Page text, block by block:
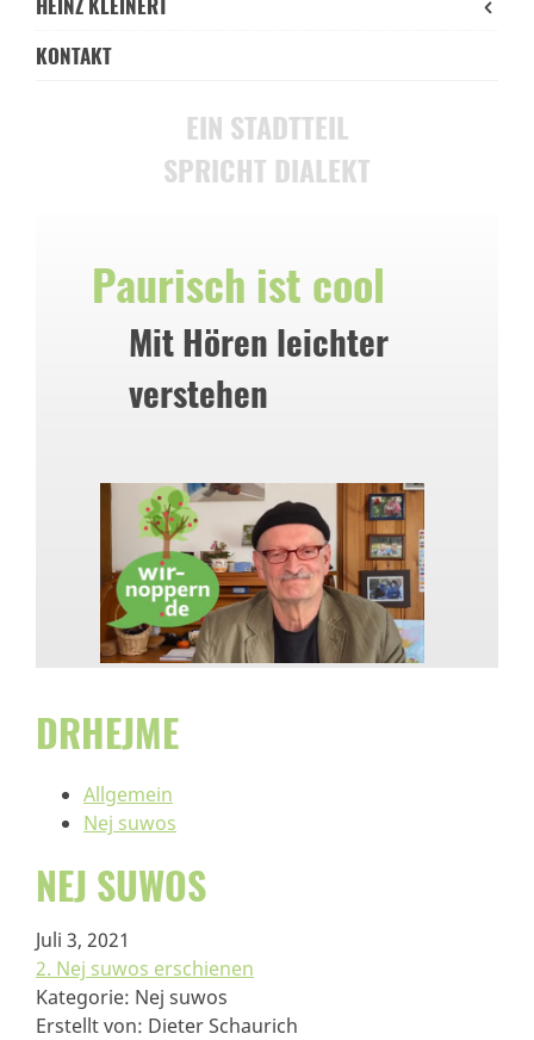
KONTAKT
EIN STADTTEIL
SPRICHT DIALEKT
Paurisch ist cool
Mit Hören leichter
verstehen
DRHEJME
Allgemein
Nej suwos
NEJ SUWOS
Juli 3, 2021
2. Nej suwos erschienen
Kategorie: Nej suwos
Erstellt von: Dieter Schaurich